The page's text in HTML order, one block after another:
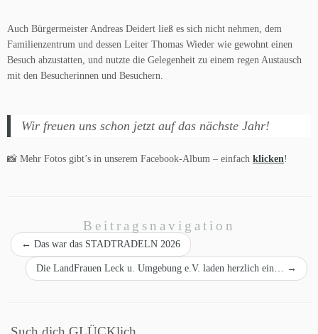
Auch Bürgermeister Andreas Deidert ließ es sich nicht nehmen, dem
Familienzentrum und dessen Leiter Thomas Wieder wie gewohnt einen
Besuch abzustatten, und nutzte die Gelegenheit zu einem regen Austausch
mit den Besucherinnen und Besuchern.
Wir freuen uns schon jetzt auf das nächste Jahr!
📸 Mehr Fotos gibt’s in unserem Facebook-Album – einfach klicken!
Beitragsnavigation
← Das war das STADTRADELN 2026
Die LandFrauen Leck u. Umgebung e.V. laden herzlich ein… →